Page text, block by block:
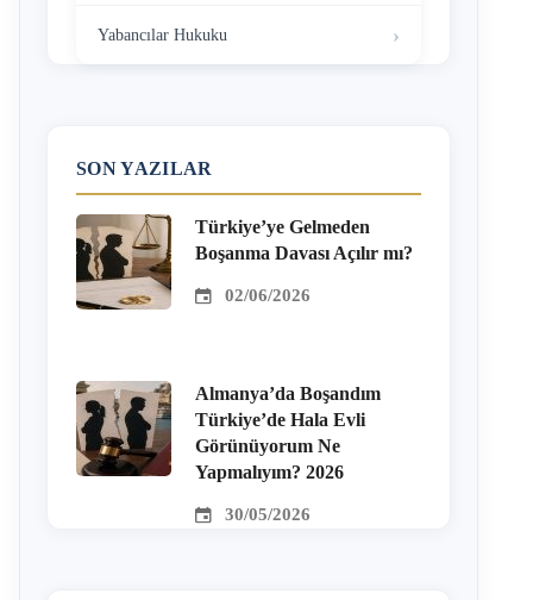
Yabancılar Hukuku
SON YAZILAR
Türkiye’ye Gelmeden
Boşanma Davası Açılır mı?
02/06/2026
Almanya’da Boşandım
Türkiye’de Hala Evli
Görünüyorum Ne
Yapmalıyım? 2026
30/05/2026